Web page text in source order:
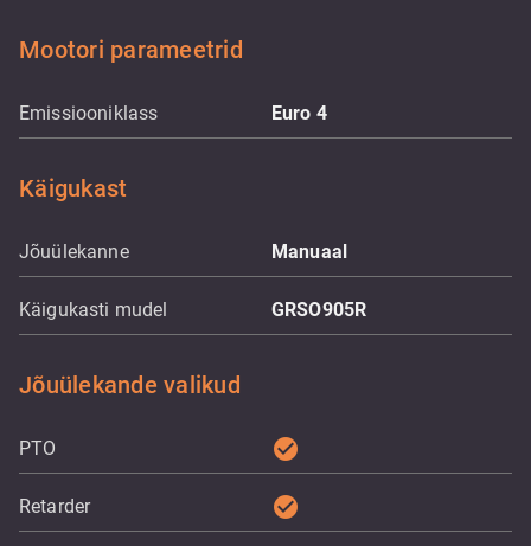
Mootori parameetrid
Emissiooniklass Euro 4
Käigukast
Jõuülekanne Manuaal
Käigukasti mudel GRSO905R
Jõuülekande valikud
PTO check_circle
Retarder check_circle